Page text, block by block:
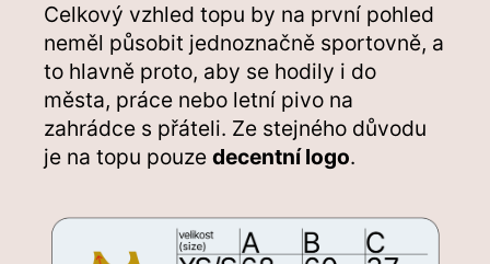
Celkový vzhled topu by na první pohled
neměl působit jednoznačně sportovně, a
to hlavně proto, aby se hodily i do
města, práce nebo letní pivo na
zahrádce s přáteli. Ze stejného důvodu
je na topu pouze decentní logo.